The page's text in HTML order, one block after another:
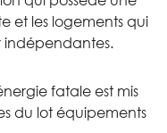
et les logements qui
indépendantes.
fatale est mis
du lot équipements